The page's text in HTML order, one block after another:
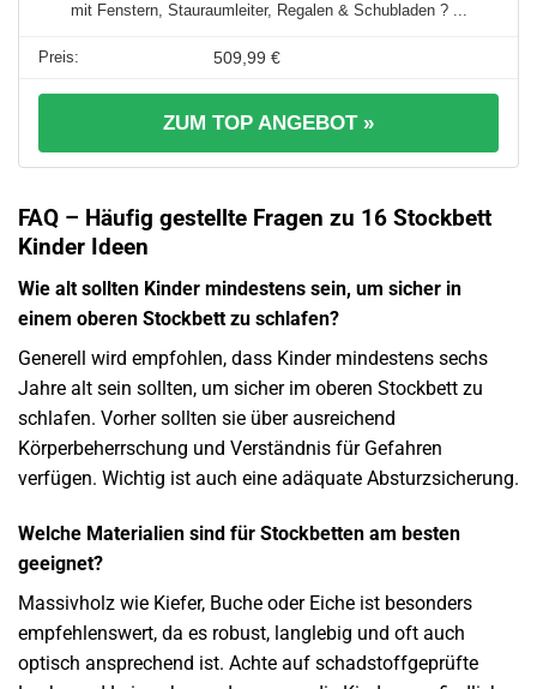
mit Fenstern, Stauraumleiter, Regalen & Schubladen ? ...
509,99 €
ZUM TOP ANGEBOT »
FAQ – Häufig gestellte Fragen zu 16 Stockbett
Kinder Ideen
Wie alt sollten Kinder mindestens sein, um sicher in
einem oberen Stockbett zu schlafen?
Generell wird empfohlen, dass Kinder mindestens sechs
Jahre alt sein sollten, um sicher im oberen Stockbett zu
schlafen. Vorher sollten sie über ausreichend
Körperbeherrschung und Verständnis für Gefahren
verfügen. Wichtig ist auch eine adäquate Absturzsicherung.
Welche Materialien sind für Stockbetten am besten
geeignet?
Massivholz wie Kiefer, Buche oder Eiche ist besonders
empfehlenswert, da es robust, langlebig und oft auch
optisch ansprechend ist. Achte auf schadstoffgeprüfte